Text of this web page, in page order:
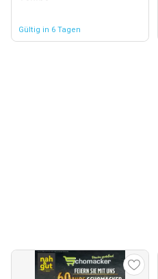
Gültig in 6 Tagen